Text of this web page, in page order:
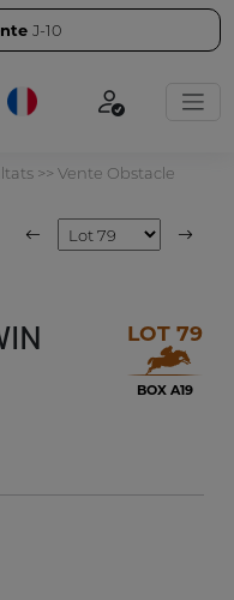
J-10
>> Vente Obstacle
LOT 79
BOX A19